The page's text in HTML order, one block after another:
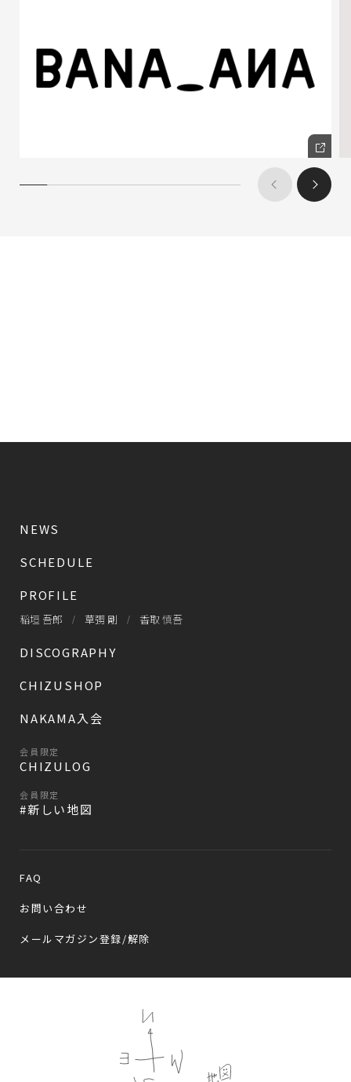
NEWS
SCHEDULE
PROFILE
稲垣 吾郎 草彅 剛 香取 慎吾
DISCOGRAPHY
CHIZUSHOP
NAKAMA入会
会員限定
CHIZULOG
会員限定
#新しい地図
FAQ
お問い合わせ
メールマガジン登録/解除